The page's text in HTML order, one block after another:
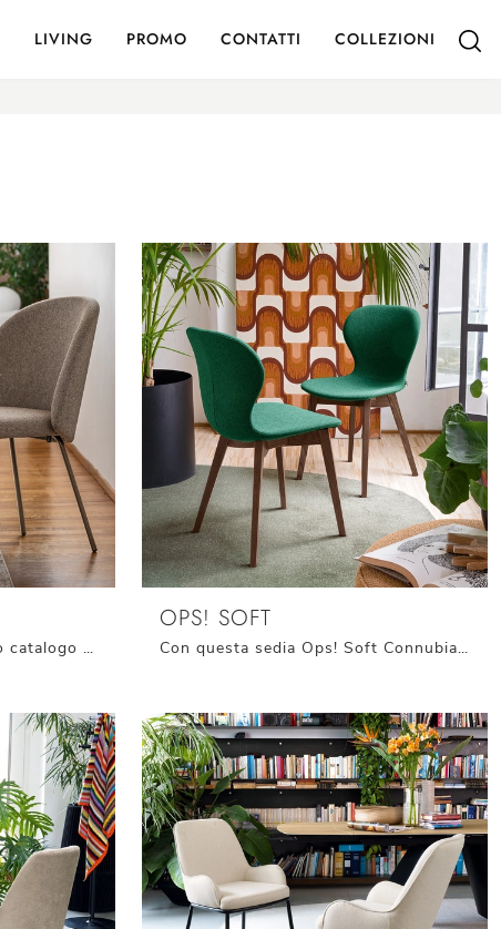
LIVING PROMO CONTATTI COLLEZIONI
Clicca per scoprire un ricco catalogo di sedie fisse per stanze moderne: il modello Tuka Mid di Connubia ti sta aspettando!
OPS! SOFT
Con questa sedia Ops! Soft Connubia in tessuto, una tra le nostre sedute fisse moderne, potrai impreziosire i tuoi locali.